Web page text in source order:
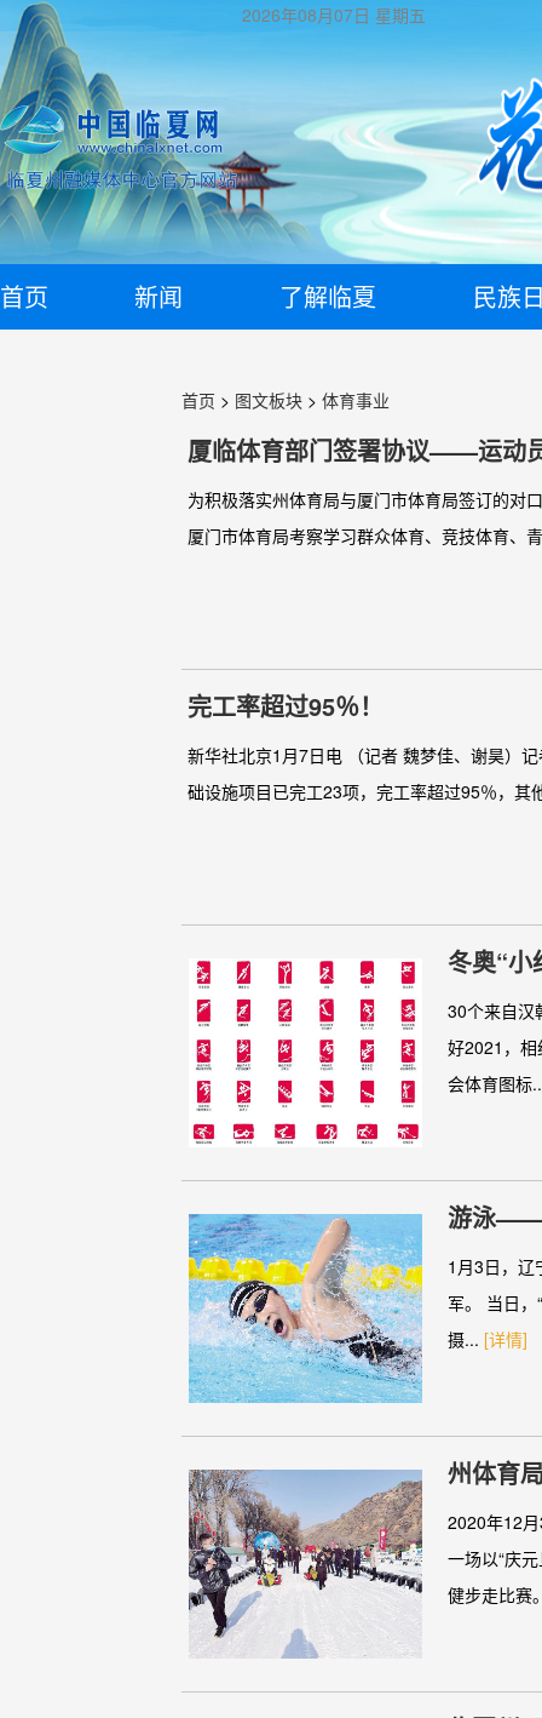
2026年08月07日 星期五
首页 新闻 了解临夏 民族
首页 > 图文板块 > 体育事业
厦临体育部门签署协议——运动
为积极落实州体育局与厦门市体育局签订的对
厦门市体育局考察学习群众体育、竞技体育、
完工率超过95％！
新华社北京1月7日电 （记者 魏梦佳、谢昊）
础设施项目已完工23项，完工率超过95％，
冬奥“小
30个来自汉
好2021，
会体育图标
游泳——
1月3日，辽
军。 当日
摄... [详情]
州体育
2020年12
一场以“庆
健步走比赛